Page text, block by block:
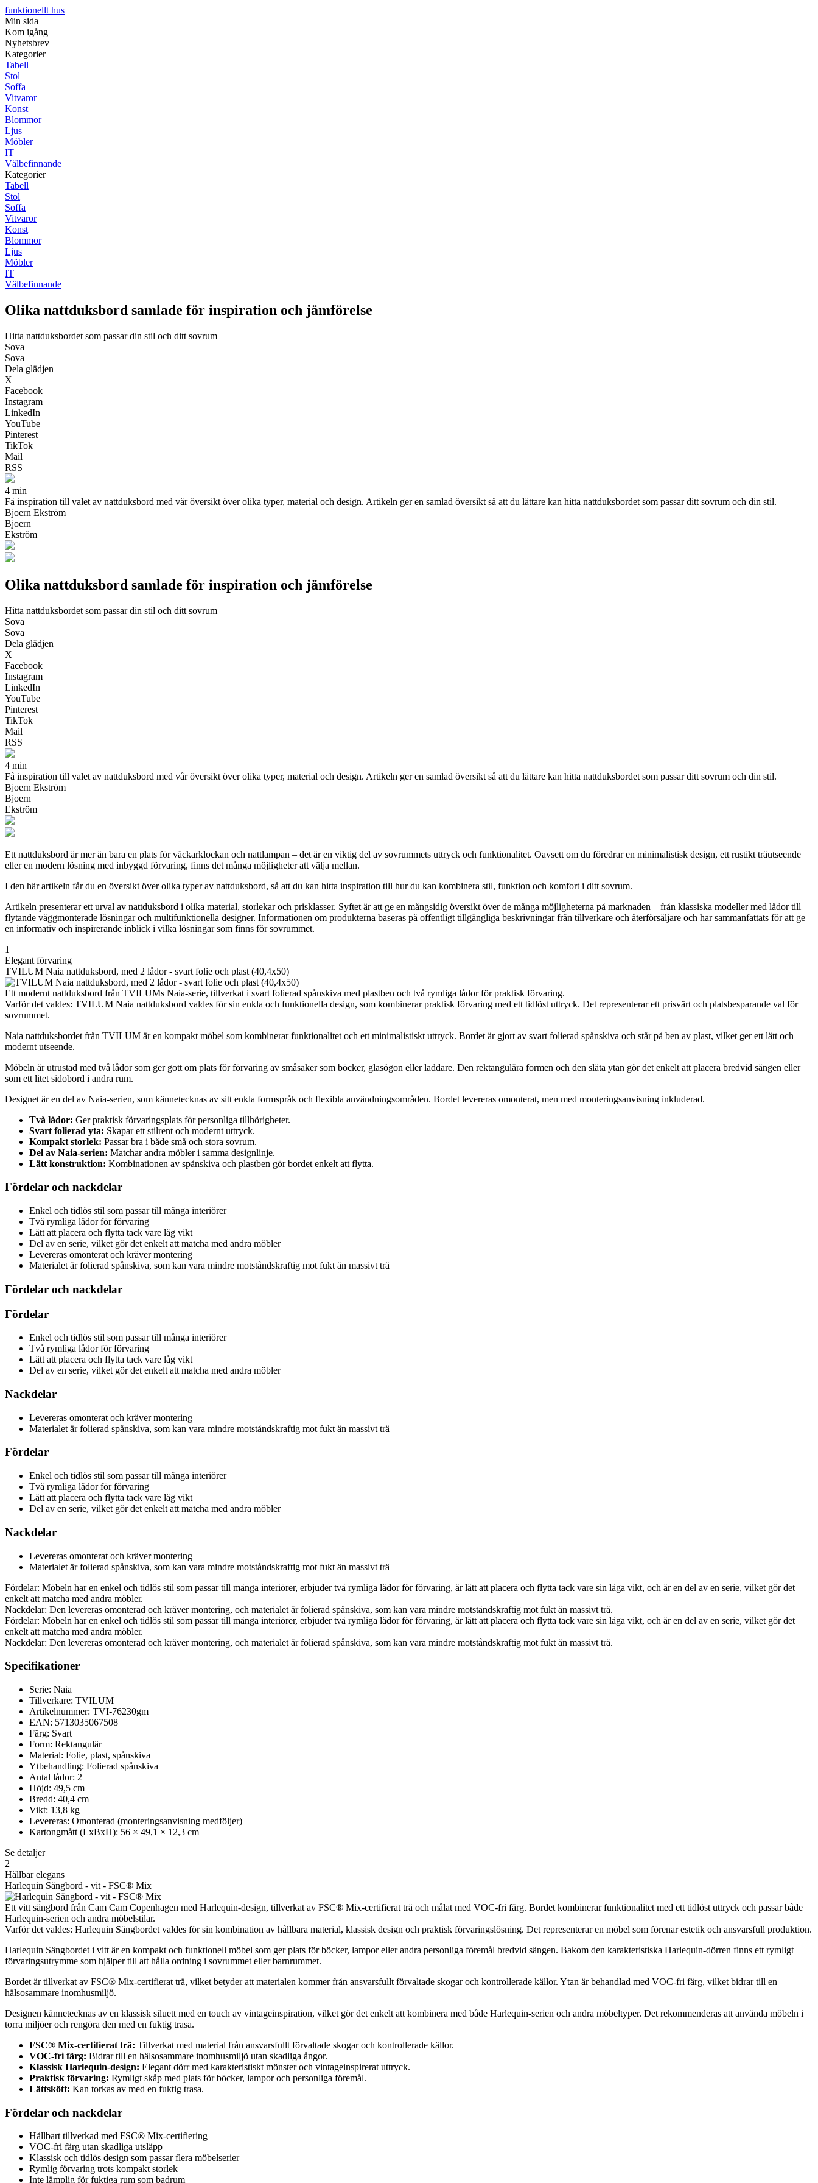
funktionellt hus
Min sida
Kom igång
Nyhetsbrev
Kategorier
Tabell
Stol
Soffa
Vitvaror
Konst
Blommor
Ljus
Möbler
IT
Välbefinnande
Kategorier
Tabell
Stol
Soffa
Vitvaror
Konst
Blommor
Ljus
Möbler
IT
Välbefinnande
Olika nattduksbord samlade för inspiration och jämförelse
Hitta nattduksbordet som passar din stil och ditt sovrum
Sova
Sova
Dela glädjen
X
Facebook
Instagram
LinkedIn
YouTube
Pinterest
TikTok
Mail
RSS
4 min
Få inspiration till valet av nattduksbord med vår översikt över olika typer, material och design. Artikeln ger en samlad översikt så att du lättare kan hitta nattduksbordet som passar ditt sovrum och din stil.
Bjoern Ekström
Bjoern
Ekström
Olika nattduksbord samlade för inspiration och jämförelse
Hitta nattduksbordet som passar din stil och ditt sovrum
Sova
Sova
Dela glädjen
X
Facebook
Instagram
LinkedIn
YouTube
Pinterest
TikTok
Mail
RSS
4 min
Få inspiration till valet av nattduksbord med vår översikt över olika typer, material och design. Artikeln ger en samlad översikt så att du lättare kan hitta nattduksbordet som passar ditt sovrum och din stil.
Bjoern Ekström
Bjoern
Ekström
Ett nattduksbord är mer än bara en plats för väckarklockan och nattlampan – det är en viktig del av sovrummets uttryck och funktionalitet. Oavsett om du föredrar en minimalistisk design, ett rustikt träutseende
eller en modern lösning med inbyggd förvaring, finns det många möjligheter att välja mellan.
I den här artikeln får du en översikt över olika typer av nattduksbord, så att du kan hitta inspiration till hur du kan kombinera stil, funktion och komfort i ditt sovrum.
Artikeln presenterar ett urval av nattduksbord i olika material, storlekar och prisklasser. Syftet är att ge en mångsidig översikt över de många möjligheterna på marknaden – från klassiska modeller med lådor till
flytande väggmonterade lösningar och multifunktionella designer. Informationen om produkterna baseras på offentligt tillgängliga beskrivningar från tillverkare och återförsäljare och har sammanfattats för att ge
en informativ och inspirerande inblick i vilka lösningar som finns för sovrummet.
1
Elegant förvaring
TVILUM Naia nattduksbord, med 2 lådor - svart folie och plast (40,4x50)
Ett modernt nattduksbord från TVILUMs Naia-serie, tillverkat i svart folierad spånskiva med plastben och två rymliga lådor för praktisk förvaring.
Varför det valdes: TVILUM Naia nattduksbord valdes för sin enkla och funktionella design, som kombinerar praktisk förvaring med ett tidlöst uttryck. Det representerar ett prisvärt och platsbesparande val för
sovrummet.
Naia nattduksbordet från TVILUM är en kompakt möbel som kombinerar funktionalitet och ett minimalistiskt uttryck. Bordet är gjort av svart folierad spånskiva och står på ben av plast, vilket ger ett lätt och
modernt utseende.
Möbeln är utrustad med två lådor som ger gott om plats för förvaring av småsaker som böcker, glasögon eller laddare. Den rektangulära formen och den släta ytan gör det enkelt att placera bredvid sängen eller
som ett litet sidobord i andra rum.
Designet är en del av Naia-serien, som kännetecknas av sitt enkla formspråk och flexibla användningsområden. Bordet levereras omonterat, men med monteringsanvisning inkluderad.
Två lådor: Ger praktisk förvaringsplats för personliga tillhörigheter.
Svart folierad yta: Skapar ett stilrent och modernt uttryck.
Kompakt storlek: Passar bra i både små och stora sovrum.
Del av Naia-serien: Matchar andra möbler i samma designlinje.
Lätt konstruktion: Kombinationen av spånskiva och plastben gör bordet enkelt att flytta.
Fördelar och nackdelar
Enkel och tidlös stil som passar till många interiörer
Två rymliga lådor för förvaring
Lätt att placera och flytta tack vare låg vikt
Del av en serie, vilket gör det enkelt att matcha med andra möbler
Levereras omonterat och kräver montering
Materialet är folierad spånskiva, som kan vara mindre motståndskraftig mot fukt än massivt trä
Fördelar och nackdelar
Fördelar
Enkel och tidlös stil som passar till många interiörer
Två rymliga lådor för förvaring
Lätt att placera och flytta tack vare låg vikt
Del av en serie, vilket gör det enkelt att matcha med andra möbler
Nackdelar
Levereras omonterat och kräver montering
Materialet är folierad spånskiva, som kan vara mindre motståndskraftig mot fukt än massivt trä
Fördelar
Enkel och tidlös stil som passar till många interiörer
Två rymliga lådor för förvaring
Lätt att placera och flytta tack vare låg vikt
Del av en serie, vilket gör det enkelt att matcha med andra möbler
Nackdelar
Levereras omonterat och kräver montering
Materialet är folierad spånskiva, som kan vara mindre motståndskraftig mot fukt än massivt trä
Fördelar: Möbeln har en enkel och tidlös stil som passar till många interiörer, erbjuder två rymliga lådor för förvaring, är lätt att placera och flytta tack vare sin låga vikt, och är en del av en serie, vilket gör det
enkelt att matcha med andra möbler.
Nackdelar: Den levereras omonterad och kräver montering, och materialet är folierad spånskiva, som kan vara mindre motståndskraftig mot fukt än massivt trä.
Fördelar: Möbeln har en enkel och tidlös stil som passar till många interiörer, erbjuder två rymliga lådor för förvaring, är lätt att placera och flytta tack vare sin låga vikt, och är en del av en serie, vilket gör det
enkelt att matcha med andra möbler.
Nackdelar: Den levereras omonterad och kräver montering, och materialet är folierad spånskiva, som kan vara mindre motståndskraftig mot fukt än massivt trä.
Specifikationer
Serie: Naia
Tillverkare: TVILUM
Artikelnummer: TVI-76230gm
EAN: 5713035067508
Färg: Svart
Form: Rektangulär
Material: Folie, plast, spånskiva
Ytbehandling: Folierad spånskiva
Antal lådor: 2
Höjd: 49,5 cm
Bredd: 40,4 cm
Vikt: 13,8 kg
Levereras: Omonterad (monteringsanvisning medföljer)
Kartongmått (LxBxH): 56 × 49,1 × 12,3 cm
Se detaljer
2
Hållbar elegans
Harlequin Sängbord - vit - FSC® Mix
Ett vitt sängbord från Cam Cam Copenhagen med Harlequin-design, tillverkat av FSC® Mix-certifierat trä och målat med VOC-fri färg. Bordet kombinerar funktionalitet med ett tidlöst uttryck och passar både
Harlequin-serien och andra möbelstilar.
Varför det valdes: Harlequin Sängbordet valdes för sin kombination av hållbara material, klassisk design och praktisk förvaringslösning. Det representerar en möbel som förenar estetik och ansvarsfull produktion.
Harlequin Sängbordet i vitt är en kompakt och funktionell möbel som ger plats för böcker, lampor eller andra personliga föremål bredvid sängen. Bakom den karakteristiska Harlequin-dörren finns ett rymligt
förvaringsutrymme som hjälper till att hålla ordning i sovrummet eller barnrummet.
Bordet är tillverkat av FSC® Mix-certifierat trä, vilket betyder att materialen kommer från ansvarsfullt förvaltade skogar och kontrollerade källor. Ytan är behandlad med VOC-fri färg, vilket bidrar till en
hälsosammare inomhusmiljö.
Designen kännetecknas av en klassisk siluett med en touch av vintageinspiration, vilket gör det enkelt att kombinera med både Harlequin-serien och andra möbeltyper. Det rekommenderas att använda möbeln i
torra miljöer och rengöra den med en fuktig trasa.
FSC® Mix-certifierat trä: Tillverkat med material från ansvarsfullt förvaltade skogar och kontrollerade källor.
VOC-fri färg: Bidrar till en hälsosammare inomhusmiljö utan skadliga ångor.
Klassisk Harlequin-design: Elegant dörr med karakteristiskt mönster och vintageinspirerat uttryck.
Praktisk förvaring: Rymligt skåp med plats för böcker, lampor och personliga föremål.
Lättskött: Kan torkas av med en fuktig trasa.
Fördelar och nackdelar
Hållbart tillverkad med FSC® Mix-certifiering
VOC-fri färg utan skadliga utsläpp
Klassisk och tidlös design som passar flera möbelserier
Rymlig förvaring trots kompakt storlek
Inte lämplig för fuktiga rum som badrum